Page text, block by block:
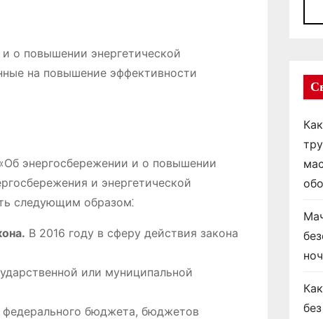
о повышении энергетической
на повышение эффективности
энергосбережении и о повышении
и энергетической
следующим образом⁚
В 2016 году в сферу действия закона
или муниципальной
федерального бюджета, бюджетов